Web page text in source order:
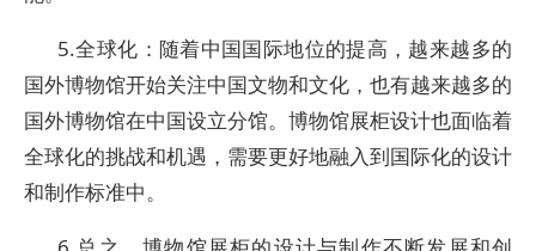
5.全球化：随着中国国际地位的提高，越来越多的
国外博物馆开始关注中国文物和文化，也有越来越多的
国外博物馆在中国设立分馆。博物馆展柜设计也面临着
全球化的挑战和机遇，需要更好地融入到国际化的设计
和制作标准中。